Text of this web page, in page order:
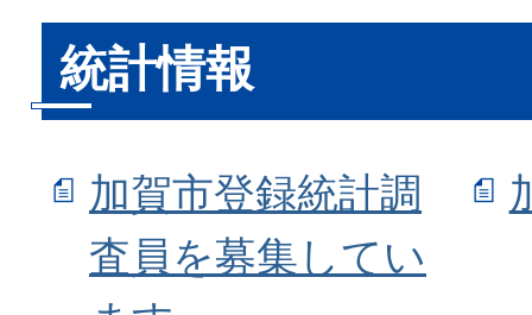
統計情報
加賀市登録統計調
査員を募集してい